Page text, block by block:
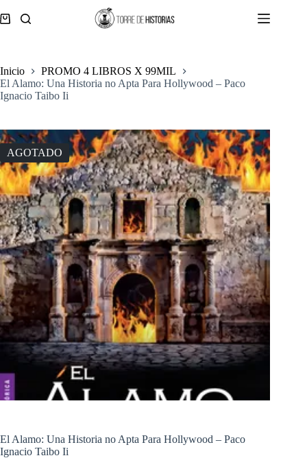
al
Carro
Inicio
PROMO 4 LIBROS X 99MIL
El Alamo: Una Historia no Apta Para Hollywood – Paco
Ignacio Taibo Ii
AGOTADO
El Alamo: Una Historia no Apta Para Hollywood – Paco
Ignacio Taibo Ii